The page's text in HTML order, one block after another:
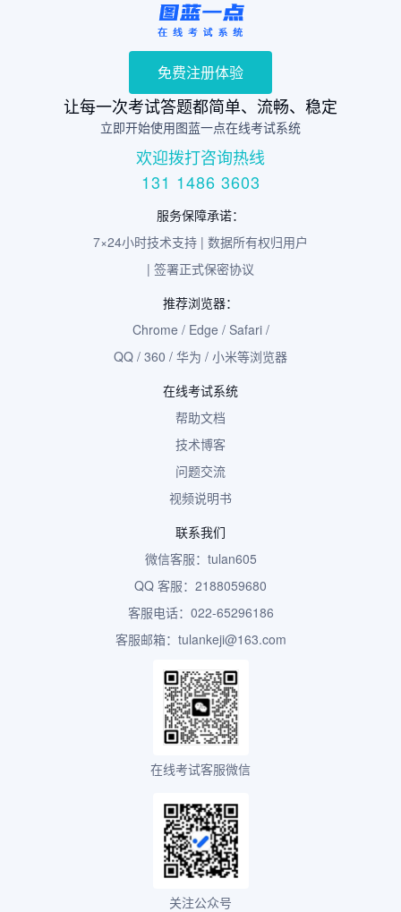
免费注册体验
让每一次考试答题都简单、流畅、稳定
立即开始使用图蓝一点在线考试系统
欢迎拨打咨询热线
131 1486 3603
服务保障承诺：
7×24小时技术支持 | 数据所有权归用户
| 签署正式保密协议
推荐浏览器：
Chrome / Edge / Safari /
QQ / 360 / 华为 / 小米等浏览器
在线考试系统
帮助文档
技术博客
问题交流
视频说明书
联系我们
微信客服：tulan605
QQ 客服：2188059680
客服电话：022-65296186
客服邮箱：tulankeji@163.com
在线考试客服微信
关注公众号